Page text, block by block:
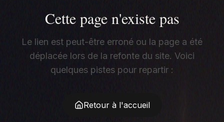
Cette page n'existe pas
Le lien est peut-être erroné ou la page a été
déplacée lors de la refonte du site. Voici
quelques pistes pour repartir :
Retour à l'accueil